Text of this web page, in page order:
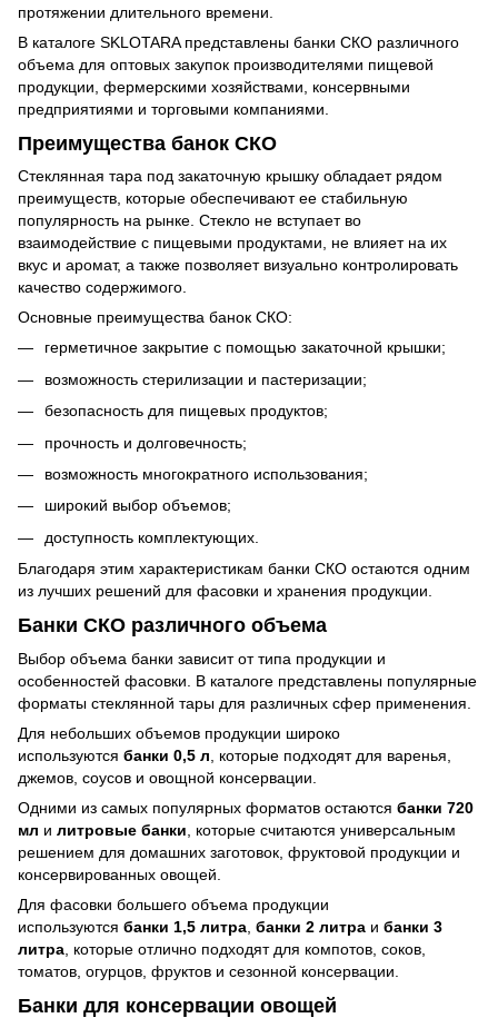
протяжении длительного времени.
В каталоге SKLOTARA представлены банки СКО различного
объема для оптовых закупок производителями пищевой
продукции, фермерскими хозяйствами, консервными
предприятиями и торговыми компаниями.
Преимущества банок СКО
Стеклянная тара под закаточную крышку обладает рядом
преимуществ, которые обеспечивают ее стабильную
популярность на рынке. Стекло не вступает во
взаимодействие с пищевыми продуктами, не влияет на их
вкус и аромат, а также позволяет визуально контролировать
качество содержимого.
Основные преимущества банок СКО:
герметичное закрытие с помощью закаточной крышки;
возможность стерилизации и пастеризации;
безопасность для пищевых продуктов;
прочность и долговечность;
возможность многократного использования;
широкий выбор объемов;
доступность комплектующих.
Благодаря этим характеристикам банки СКО остаются одним
из лучших решений для фасовки и хранения продукции.
Банки СКО различного объема
Выбор объема банки зависит от типа продукции и
особенностей фасовки. В каталоге представлены популярные
форматы стеклянной тары для различных сфер применения.
Для небольших объемов продукции широко
используются банки 0,5 л , которые подходят для варенья,
джемов, соусов и овощной консервации.
Одними из самых популярных форматов остаются банки 720
мл и литровые банки , которые считаются универсальным
решением для домашних заготовок, фруктовой продукции и
консервированных овощей.
Для фасовки большего объема продукции
используются банки 1,5 литра банки 2 литра и банки 3
литра , которые отлично подходят для компотов, соков,
томатов, огурцов, фруктов и сезонной консервации.
Банки для консервации овощей